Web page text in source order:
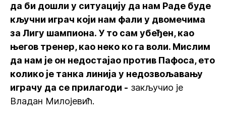
да би дошли у ситуацију да нам Раде буде
кључни играч који нам фали у двомечима
за Лигу шампиона. У то сам убеђен, као
његов тренер, као неко ко га воли. Мислим
да нам је он недостајао против Пафоса, ето
колико је танка линија у недозвољавању
играчу да се прилагоди - закључио је
Владан Милојевић.